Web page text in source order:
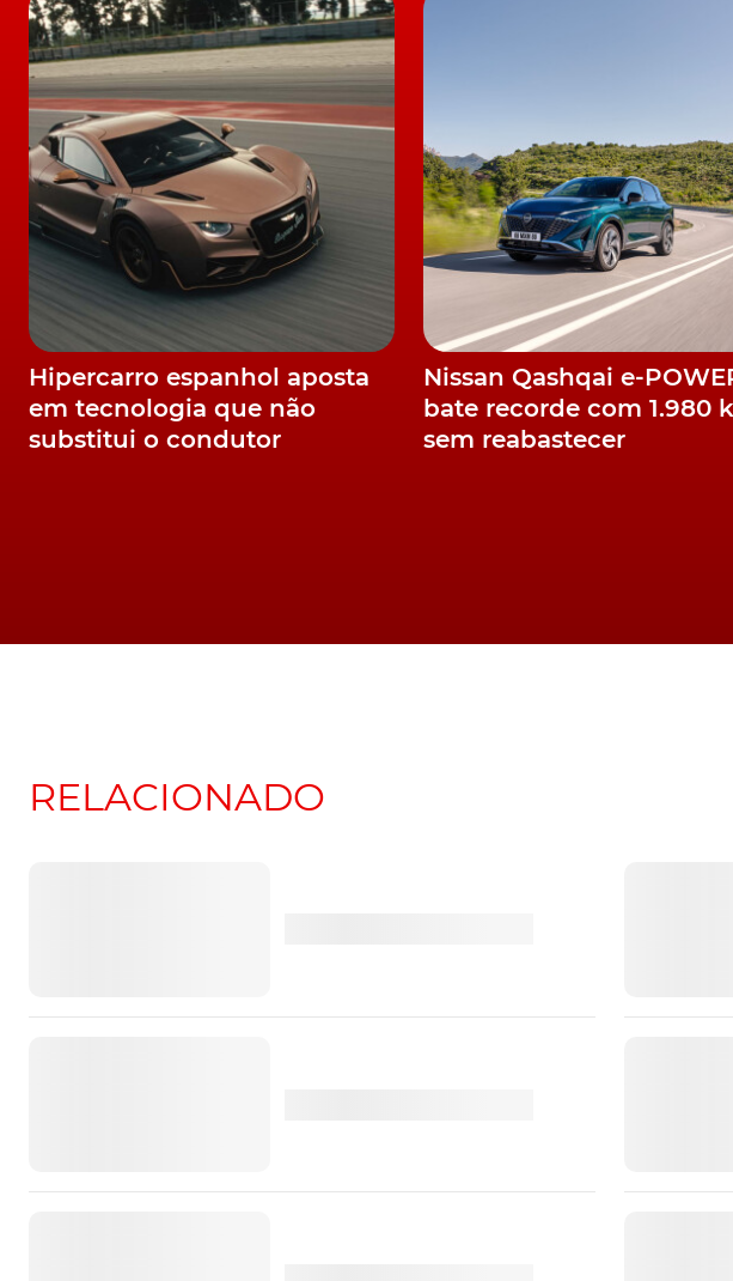
Hipercarro espanhol aposta
em tecnologia que não
substitui o condutor
Nissan Qashqai e-
bate recorde com 1.980
sem reabastecer
RELACIONADO